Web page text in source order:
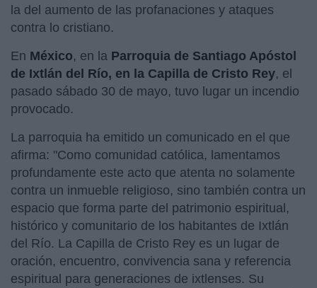
la del aumento de las profanaciones y ataques
contra lo cristiano.
En México, en la Parroquia de Santiago Apóstol
de Ixtlán del Río, en la Capilla de Cristo Rey, el
pasado sábado 30 de mayo, tuvo lugar un incendio
provocado.
La parroquia ha emitido un comunicado en el que
afirma: "Como comunidad católica, lamentamos
profundamente este acto que atenta no solamente
contra un inmueble religioso, sino también contra un
espacio que forma parte del patrimonio espiritual,
histórico y comunitario de los habitantes de Ixtlán
del Río. La Capilla de Cristo Rey es un lugar de
oración, encuentro, convivencia sana y referencia
espiritual para generaciones de ixtlenses. Su